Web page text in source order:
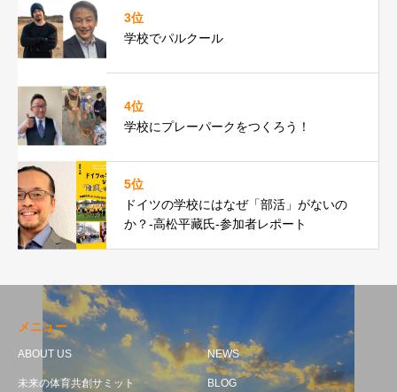
3位
学校でパルクール
4位
学校にプレーパークをつくろう！
5位
ドイツの学校にはなぜ「部活」がないの
か？-高松平藏氏-参加者レポート
メニュー
ABOUT US NEWS
未来の体育共創サミット BLOG